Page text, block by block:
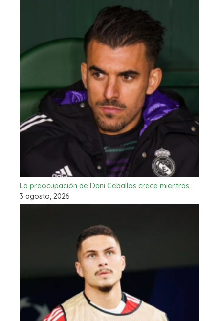
La preocupación de Dani Ceballos crece mientras…
3 agosto, 2026